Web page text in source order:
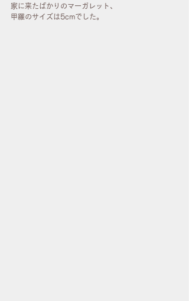
家に来たばかりのマーガレット、
甲羅のサイズは5cmでした。